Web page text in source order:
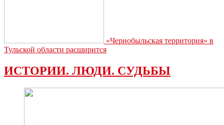
«Чернобыльская территория» в
Тульской области расширится
ИСТОРИИ. ЛЮДИ. СУДЬБЫ